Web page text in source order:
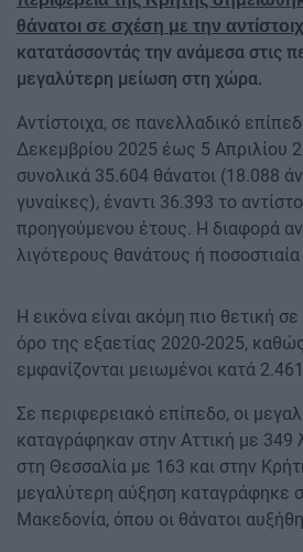
θάνατοι σε σχέση με την
κατατάσσοντάς την ανάμεσα στις
μεγαλύτερη μείωση στη χώρα.
Αντίστοιχα, σε πανελλαδικό
Δεκεμβρίου 2025 έως 5 Απριλίου
συνολικά 35.604 θάνατοι (18.088
γυναίκες), έναντι 36.393 το
προηγούμενου έτους. Η διαφορά
λιγότερους θανάτους ή
Η εικόνα είναι ακόμη πιο θετική
όρο της εξαετίας 2020-2025,
εμφανίζονται μειωμένοι κατά
Σε περιφερειακό επίπεδο, οι
καταγράφηκαν στην Αττική με 349
στη Θεσσαλία με 163 και στην
μεγαλύτερη αύξηση καταγράφηκε
Μακεδονία, όπου οι θάνατοι